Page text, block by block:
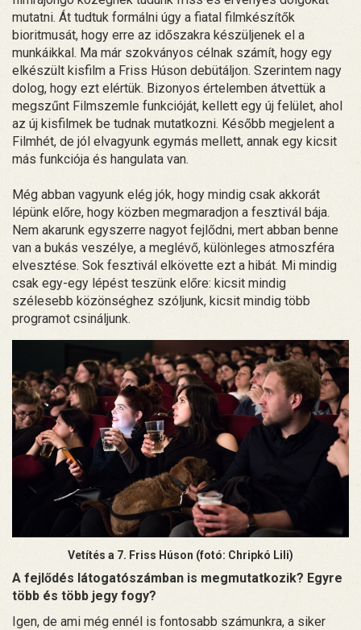
mutatni. Át tudtuk formálni úgy a fiatal filmkészítők
bioritmusát, hogy erre az időszakra készüljenek el a
munkáikkal. Ma már szokványos célnak számít, hogy egy
elkészült kisfilm a Friss Húson debütáljon. Szerintem nagy
dolog, hogy ezt elértük. Bizonyos értelemben átvettük a
megszűnt Filmszemle funkcióját, kellett egy új felület, ahol
az új kisfilmek be tudnak mutatkozni. Később megjelent a
Filmhét, de jól elvagyunk egymás mellett, annak egy kicsit
más funkciója és hangulata van.
Még abban vagyunk elég jók, hogy mindig csak akkorát
lépünk előre, hogy közben megmaradjon a fesztivál bája.
Nem akarunk egyszerre nagyot fejlődni, mert abban benne
van a bukás veszélye, a meglévő, különleges atmoszféra
elvesztése. Sok fesztivál elkövette ezt a hibát. Mi mindig
csak egy-egy lépést teszünk előre: kicsit mindig
szélesebb közönséghez szóljunk, kicsit mindig több
programot csináljunk.
Vetítés a 7. Friss Húson (fotó: Chripkó Lili)
A fejlődés látogatószámban is megmutatkozik? Egyre
több és több jegy fogy?
Igen, de ami még ennél is fontosabb számunkra, a siker